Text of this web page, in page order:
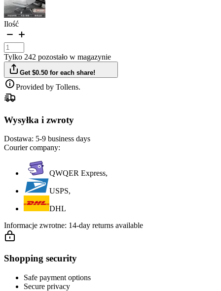
Ilość
Tylko 242 pozostało w magazynie
Get $0.50 for each share!
Provided by Tollens.
Wysyłka i zwroty
Dostawa: 5-9 business days
Courier company:
QWQER Express,
USPS,
DHL
Informacje zwrotne: 14-day returns available
Shopping security
Safe payment options
Secure privacy